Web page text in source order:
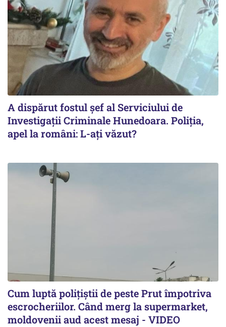
A dispărut fostul șef al Serviciului de
Investigații Criminale Hunedoara. Poliția,
apel la români: L-ați văzut?
Cum luptă polițiștii de peste Prut împotriva
escrocheriilor. Când merg la supermarket,
moldovenii aud acest mesaj - VIDEO